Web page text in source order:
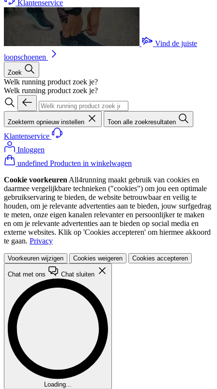
Klantenservice
Vind de juiste
loopschoenen
Zoek
Welk running product zoek je?
Welk running product zoek je?
Zoekterm opnieuw instellen Toon alle zoekresultaten
Klantenservice
Inloggen
undefined Producten in winkelwagen
Cookie voorkeuren All4running maakt gebruik van cookies en
daarmee vergelijkbare technieken ("cookies") om jou een optimale
gebruikservaring te bieden, de website betrouwbaar en veilig te
houden, om je relevante advertenties aan te bieden, jouw surfgedrag
te meten, onze eigen kanalen relevanter en persoonlijker te maken
en om je relevante advertenties aan te bieden op social media en
externe websites. Klik op 'Cookies accepteren' om hiermee akkoord
te gaan. Privacy
Voorkeuren wijzigen Cookies weigeren Cookies accepteren
Chat met ons Chat sluiten
Loading...